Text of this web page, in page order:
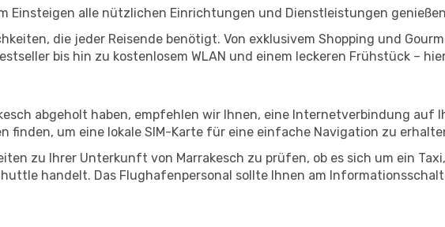
Einsteigen alle nützlichen Einrichtungen und Dienstleistungen
die jeder Reisende benötigt. Von exklusivem Shopping und
bis hin zu kostenlosem WLAN und einem leckeren Frühstück –
abgeholt haben, empfehlen wir Ihnen, eine Internetverbindung auf
finden, um eine lokale SIM-Karte für eine einfache Navigation zu
zu Ihrer Unterkunft von Marrakesch zu prüfen, ob es sich um ein
handelt. Das Flughafenpersonal sollte Ihnen am